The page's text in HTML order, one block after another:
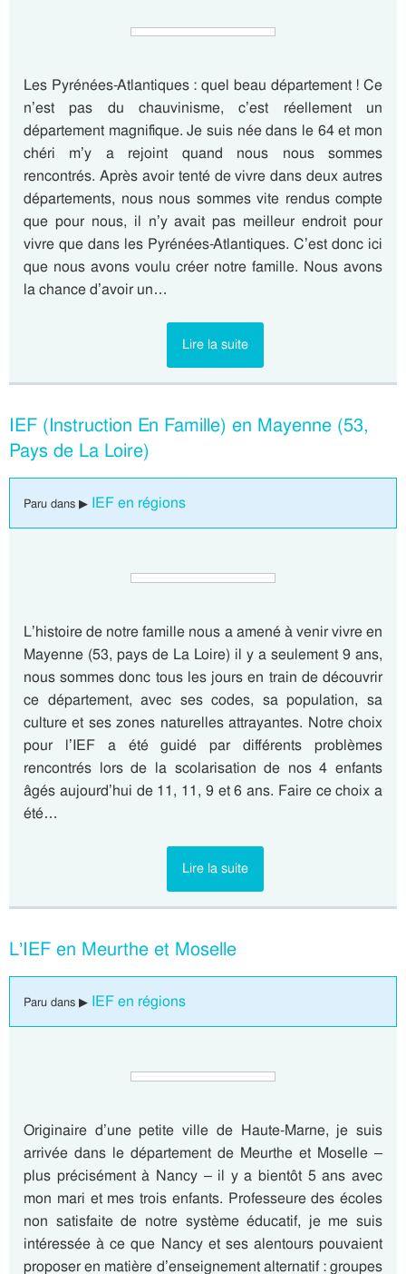
Les Pyrénées-Atlantiques : quel beau département ! Ce
n’est pas du chauvinisme, c’est réellement un
département magnifique. Je suis née dans le 64 et mon
chéri m’y a rejoint quand nous nous sommes
rencontrés. Après avoir tenté de vivre dans deux autres
départements, nous nous sommes vite rendus compte
que pour nous, il n’y avait pas meilleur endroit pour
vivre que dans les Pyrénées-Atlantiques. C’est donc ici
que nous avons voulu créer notre famille. Nous avons
la chance d’avoir un…
Lire la suite
IEF (Instruction En Famille) en Mayenne (53,
Pays de La Loire)
Paru dans ▶ IEF en régions
L’histoire de notre famille nous a amené à venir vivre en
Mayenne (53, pays de La Loire) il y a seulement 9 ans,
nous sommes donc tous les jours en train de découvrir
ce département, avec ses codes, sa population, sa
culture et ses zones naturelles attrayantes. Notre choix
pour l’IEF a été guidé par différents problèmes
rencontrés lors de la scolarisation de nos 4 enfants
âgés aujourd’hui de 11, 11, 9 et 6 ans. Faire ce choix a
été…
Lire la suite
L’IEF en Meurthe et Moselle
Paru dans ▶ IEF en régions
Originaire d’une petite ville de Haute-Marne, je suis
arrivée dans le département de Meurthe et Moselle –
plus précisément à Nancy – il y a bientôt 5 ans avec
mon mari et mes trois enfants. Professeure des écoles
non satisfaite de notre système éducatif, je me suis
intéressée à ce que Nancy et ses alentours pouvaient
proposer en matière d’enseignement alternatif : groupes